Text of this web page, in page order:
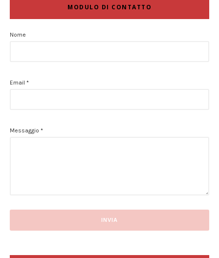
MODULO DI CONTATTO
Nome
Email *
Messaggio *